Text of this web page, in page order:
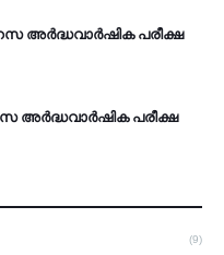
അർദ്ധവാർഷിക പരീക്ഷ
അർദ്ധവാർഷിക പരീക്ഷ
(9)